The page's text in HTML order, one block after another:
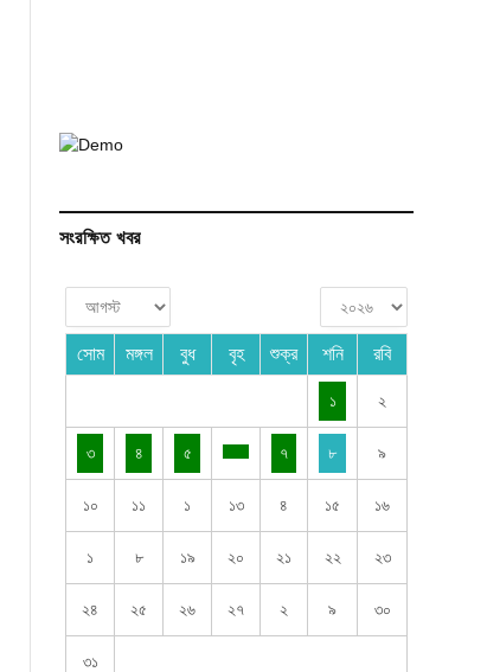
সংরক্ষিত খবর
সোম মঙ্গল বুধ বৃহ শুক্র শনি রবি
১ ২
৩ ৪ ৫ ৭ ৮ ৯
১০ ১১ ১ ১৩ ৪ ১৫ ১৬
১ ৮ ১৯ ২০ ২১ ২২ ২৩
২৪ ২৫ ২৬ ২৭ ২ ৯ ৩০
৩১